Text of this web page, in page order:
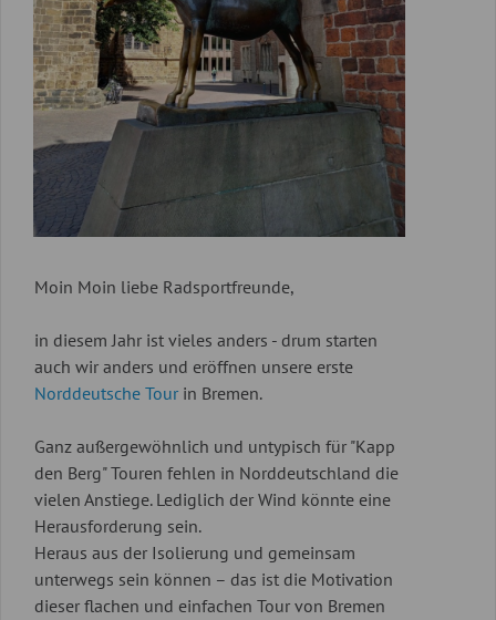
Moin Moin liebe Radsportfreunde,
in diesem Jahr ist vieles anders - drum starten
auch wir anders und eröffnen unsere erste
Norddeutsche Tourin Bremen.
Ganz außergewöhnlich und untypisch für "Kapp
den Berg" Touren fehlen in Norddeutschland die
vielen Anstiege. Lediglich der Wind könnte eine
Herausforderung sein.
Heraus aus der Isolierung und gemeinsam
unterwegs sein können – das ist die Motivation
dieser flachen und einfachen Tour von Bremen